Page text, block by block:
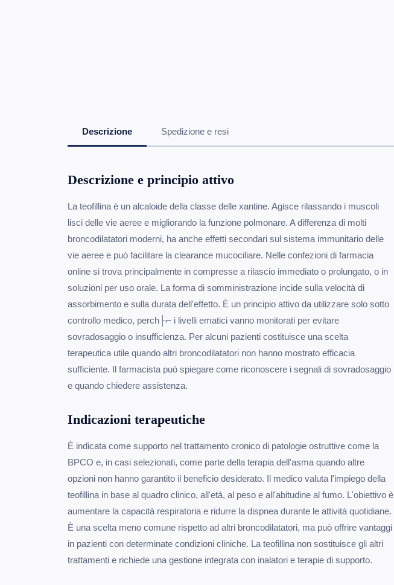
Descrizione Spedizione e resi
Descrizione e principio attivo
La teofillina è un alcaloide della classe delle xantine. Agisce rilassando i muscoli
lisci delle vie aeree e migliorando la funzione polmonare. A differenza di molti
broncodilatatori moderni, ha anche effetti secondari sul sistema immunitario delle
vie aeree e può facilitare la clearance mucociliare. Nelle confezioni di farmacia
online si trova principalmente in compresse a rilascio immediato o prolungato, o in
soluzioni per uso orale. La forma di somministrazione incide sulla velocità di
assorbimento e sulla durata dell'effetto. È un principio attivo da utilizzare solo sotto
controllo medico, perch├⌐ i livelli ematici vanno monitorati per evitare
sovradosaggio o insufficienza. Per alcuni pazienti costituisce una scelta
terapeutica utile quando altri broncodilatatori non hanno mostrato efficacia
sufficiente. Il farmacista può spiegare come riconoscere i segnali di sovradosaggio
e quando chiedere assistenza.
Indicazioni terapeutiche
È indicata come supporto nel trattamento cronico di patologie ostruttive come la
BPCO e, in casi selezionati, come parte della terapia dell'asma quando altre
opzioni non hanno garantito il beneficio desiderato. Il medico valuta l'impiego della
teofillina in base al quadro clinico, all'età, al peso e all'abitudine al fumo. L'obiettivo è
aumentare la capacità respiratoria e ridurre la dispnea durante le attività quotidiane.
È una scelta meno comune rispetto ad altri broncodilatatori, ma può offrire vantaggi
in pazienti con determinate condizioni cliniche. La teofillina non sostituisce gli altri
trattamenti e richiede una gestione integrata con inalatori e terapie di supporto.